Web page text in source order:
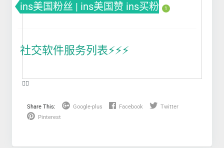
ins美国粉丝 | ins美国赞 ins买粉 1
社交软件服务列表⚡️⚡️⚡️
❤️‍🔥
Share This: Google-plus Facebook
Twitter
Pinterest